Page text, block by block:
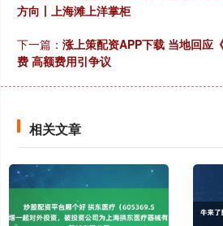
方向丨上海滩上洋掌柜
下一篇： 涨上策配资APP下载 当地回应
费 高额费用引争议
相关文章